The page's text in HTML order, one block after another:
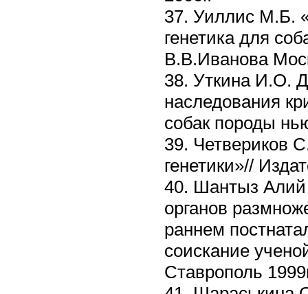
37. Уиллис М.Б.
генетика для
В.В.Иванова
38. Уткина И.О.
наследования
собак породы
39. Четвериков
генетики»//
40. Шантыз
органов
раннем
соискание
Ставрополь